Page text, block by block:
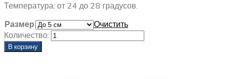
Температура: от 24 до 28 градусов.
Размер
Очистить
Количество:
В корзину